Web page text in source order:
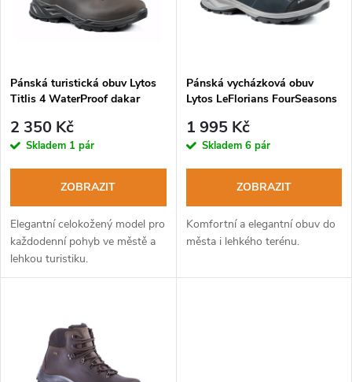
p
r
o
d
u
s
p
r
d
u
Pánská turistická obuv Lytos
Titlis 4 WaterProof dakar
2 350 Kč
Skladem 1 pár
ZOBRAZIT
Elegantní celokožený model pro
každodenní pohyb ve městě a
lehkou turistiku.
Pánská vycházková obuv
Lytos LeFlorians FourSeasons
1 995 Kč
Skladem 6 pár
ZOBRAZIT
Komfortní a elegantní obuv do
města i lehkého terénu.